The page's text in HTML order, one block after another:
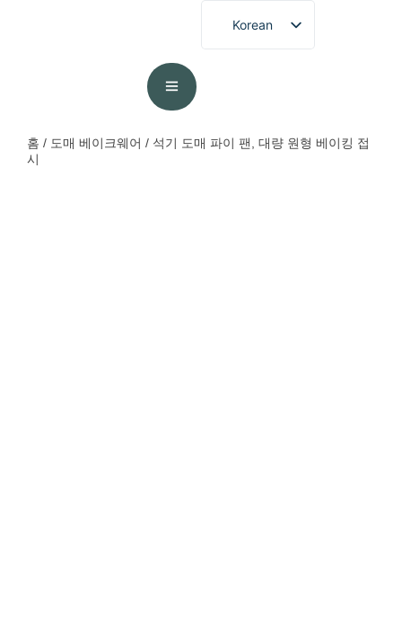
Korean
English
Spanish
홈 / 도매 베이크웨어 / 석기 도매 파이 팬, 대량 원형 베이킹 접
시